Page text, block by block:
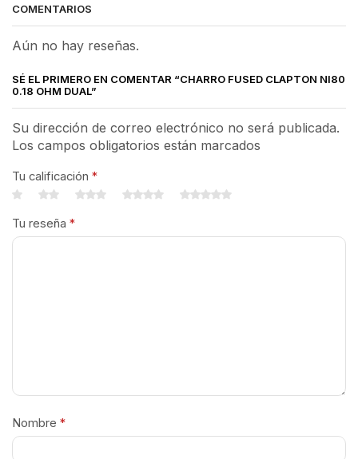
COMENTARIOS
Aún no hay reseñas.
SÉ EL PRIMERO EN COMENTAR “CHARRO FUSED CLAPTON NI80
0.18 OHM DUAL”
Su dirección de correo electrónico no será publicada.
Los campos obligatorios están marcados
Tu calificación *
Tu reseña *
Nombre *